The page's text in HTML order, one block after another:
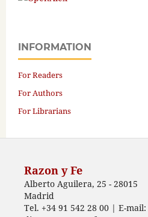
INFORMATION
For Readers
For Authors
For Librarians
Razon y Fe
Alberto Aguilera, 25 - 28015
Madrid
Tel. +34 91 542 28 00 | E-mail: